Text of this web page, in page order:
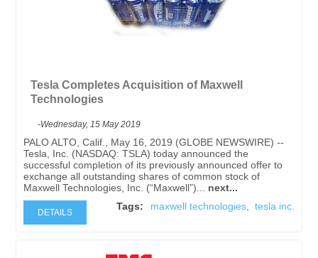
Tesla Completes Acquisition of Maxwell
Technologies
-Wednesday, 15 May 2019
PALO ALTO, Calif., May 16, 2019 (GLOBE NEWSWIRE) --
Tesla, Inc. (NASDAQ: TSLA) today announced the
successful completion of its previously announced offer to
exchange all outstanding shares of common stock of
Maxwell Technologies, Inc. (“Maxwell”)... next...
Tags:
maxwell technologies, tesla inc.
DETAILS